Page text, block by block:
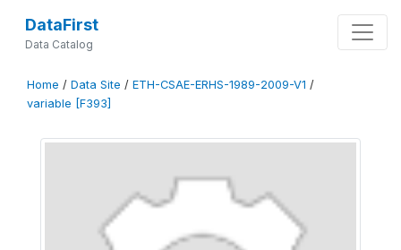
DataFirst
Data Catalog
Home / Data Site / ETH-CSAE-ERHS-1989-2009-V1 /
variable [F393]